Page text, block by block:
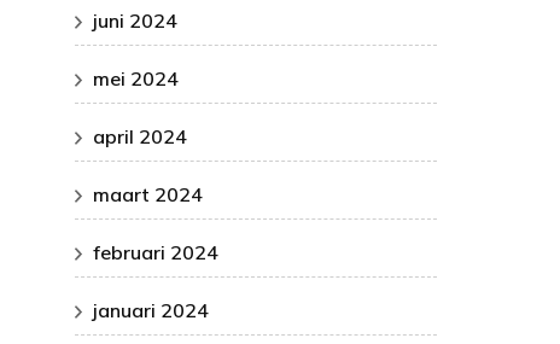
juni 2024
mei 2024
april 2024
maart 2024
februari 2024
januari 2024